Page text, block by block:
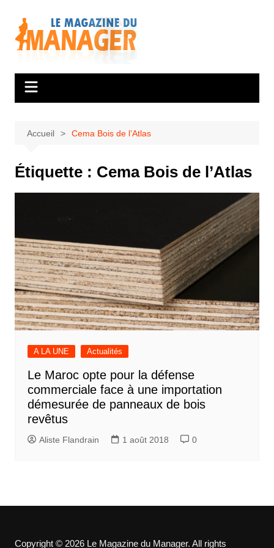
contenu
Accueil Cema Bois de l’Atlas
Étiquette : Cema Bois de l’Atlas
A LA UNE Actualités
Le Maroc opte pour la défense
commerciale face à une importation
démesurée de panneaux de bois
revêtus
Aliste Flandrain 1 août 2018 0
Copyright © 2026 Le Magazine du Manager. All rights